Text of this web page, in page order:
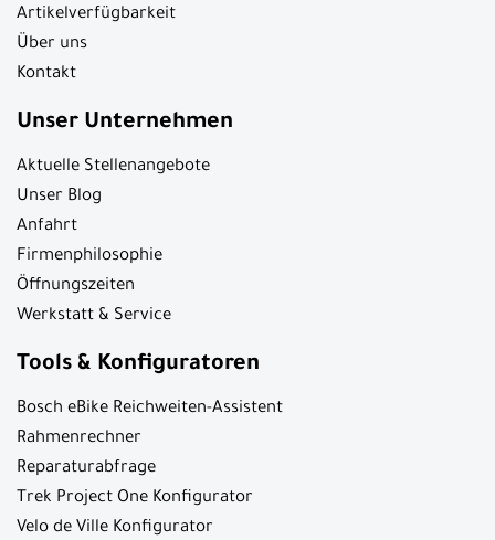
Artikelverfügbarkeit
Über uns
Kontakt
Unser Unternehmen
Aktuelle Stellenangebote
Unser Blog
Anfahrt
Firmenphilosophie
Öffnungszeiten
Werkstatt & Service
Tools & Konfiguratoren
Bosch eBike Reichweiten-Assistent
Rahmenrechner
Reparaturabfrage
Trek Project One Konfigurator
Velo de Ville Konfigurator